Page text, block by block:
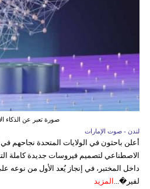
صورة تعبر عن الذكاء
لندن - صوت الإمارات
أعلن باحثون في الولايات المتحدة نجاحهم في
الاصطناعي لتصميم فيروسات جديدة كاملة
داخل المختبر، في إنجاز يُعد الأول من نوعه
لفير�...
المزيد